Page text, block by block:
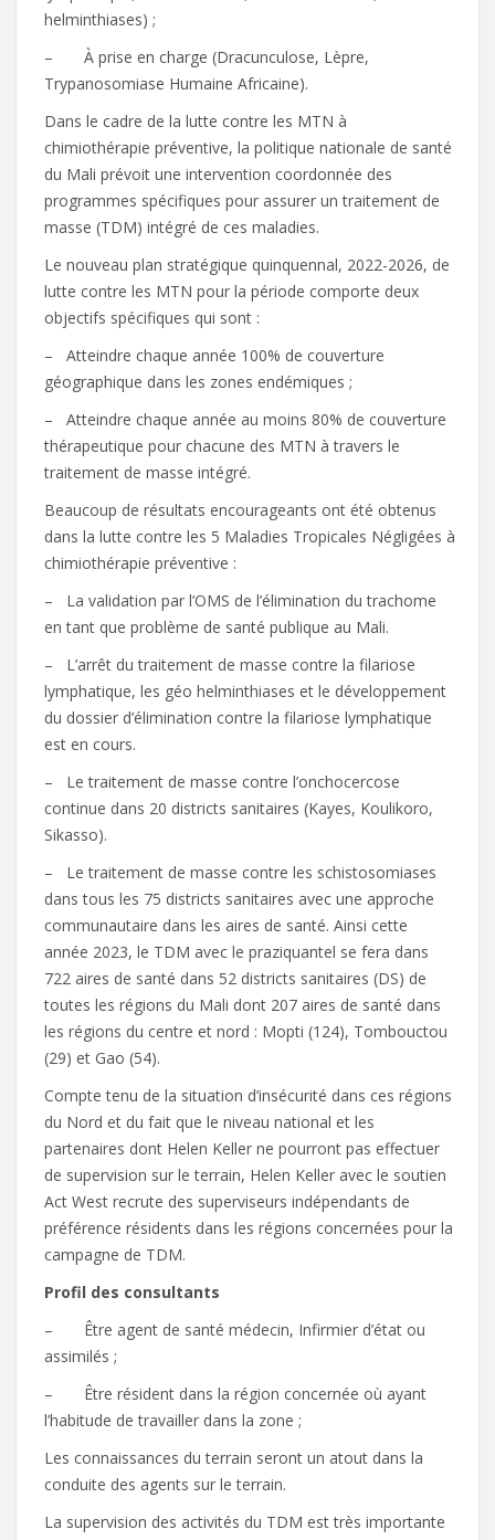
helminthiases) ;
– À prise en charge (Dracunculose, Lèpre,
Trypanosomiase Humaine Africaine).
Dans le cadre de la lutte contre les MTN à
chimiothérapie préventive, la politique nationale de santé
du Mali prévoit une intervention coordonnée des
programmes spécifiques pour assurer un traitement de
masse (TDM) intégré de ces maladies.
Le nouveau plan stratégique quinquennal, 2022-2026, de
lutte contre les MTN pour la période comporte deux
objectifs spécifiques qui sont :
– Atteindre chaque année 100% de couverture
géographique dans les zones endémiques ;
– Atteindre chaque année au moins 80% de couverture
thérapeutique pour chacune des MTN à travers le
traitement de masse intégré.
Beaucoup de résultats encourageants ont été obtenus
dans la lutte contre les 5 Maladies Tropicales Négligées à
chimiothérapie préventive :
– La validation par l’OMS de l’élimination du trachome
en tant que problème de santé publique au Mali.
– L’arrêt du traitement de masse contre la filariose
lymphatique, les géo helminthiases et le développement
du dossier d’élimination contre la filariose lymphatique
est en cours.
– Le traitement de masse contre l’onchocercose
continue dans 20 districts sanitaires (Kayes, Koulikoro,
Sikasso).
– Le traitement de masse contre les schistosomiases
dans tous les 75 districts sanitaires avec une approche
communautaire dans les aires de santé. Ainsi cette
année 2023, le TDM avec le praziquantel se fera dans
722 aires de santé dans 52 districts sanitaires (DS) de
toutes les régions du Mali dont 207 aires de santé dans
les régions du centre et nord : Mopti (124), Tombouctou
(29) et Gao (54).
Compte tenu de la situation d’insécurité dans ces régions
du Nord et du fait que le niveau national et les
partenaires dont Helen Keller ne pourront pas effectuer
de supervision sur le terrain, Helen Keller avec le soutien
Act West recrute des superviseurs indépendants de
préférence résidents dans les régions concernées pour la
campagne de TDM.
Profil des consultants
– Être agent de santé médecin, Infirmier d’état ou
assimilés ;
– Être résident dans la région concernée où ayant
l’habitude de travailler dans la zone ;
Les connaissances du terrain seront un atout dans la
conduite des agents sur le terrain.
La supervision des activités du TDM est très importante